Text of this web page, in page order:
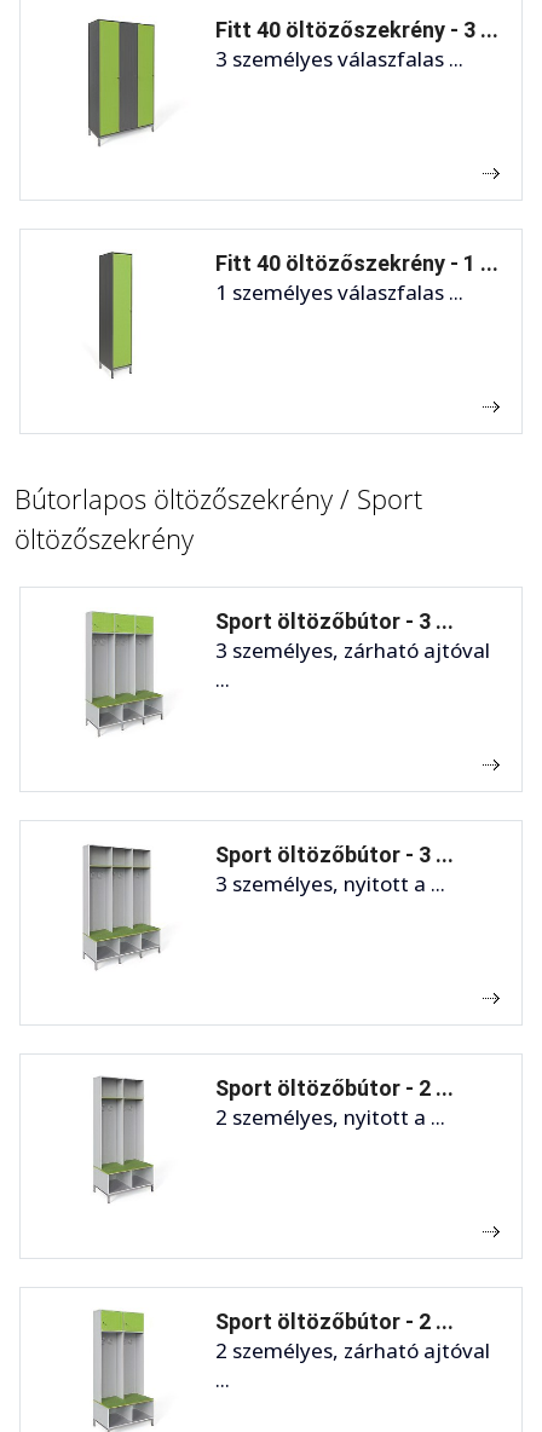
Fitt 40 öltözőszekrény - 3 ...
3 személyes válaszfalas ...
Fitt 40 öltözőszekrény - 1 ...
1 személyes válaszfalas ...
Bútorlapos öltözőszekrény / Sport
öltözőszekrény
Sport öltözőbútor - 3 ...
3 személyes, zárható ajtóval
...
Sport öltözőbútor - 3 ...
3 személyes, nyitott a ...
Sport öltözőbútor - 2 ...
2 személyes, nyitott a ...
Sport öltözőbútor - 2 ...
2 személyes, zárható ajtóval
...